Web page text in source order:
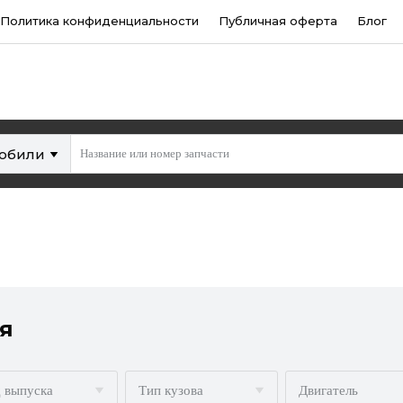
Политика конфиденциальности Публичная оферта Блог
выпуска Тип кузова Двигатель